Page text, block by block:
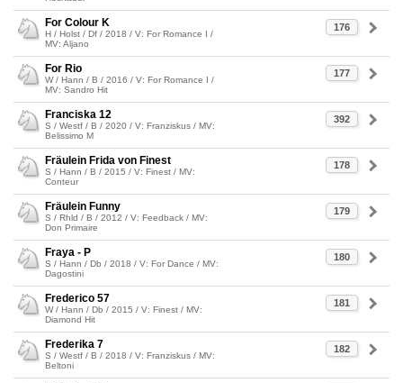
176
For Colour K
H / Holst / Df / 2018 / V: For Romance I /
MV: Aljano
177
For Rio
W / Hann / B / 2016 / V: For Romance I /
MV: Sandro Hit
392
Franciska 12
S / Westf / B / 2020 / V: Franziskus / MV:
Belissimo M
178
Fräulein Frida von Finest
S / Hann / B / 2015 / V: Finest / MV:
Conteur
179
Fräulein Funny
S / Rhld / B / 2012 / V: Feedback / MV:
Don Primaire
180
Fraya - P
S / Hann / Db / 2018 / V: For Dance / MV:
Dagostini
181
Frederico 57
W / Hann / Db / 2015 / V: Finest / MV:
Diamond Hit
182
Frederika 7
S / Westf / B / 2018 / V: Franziskus / MV:
Beltoni